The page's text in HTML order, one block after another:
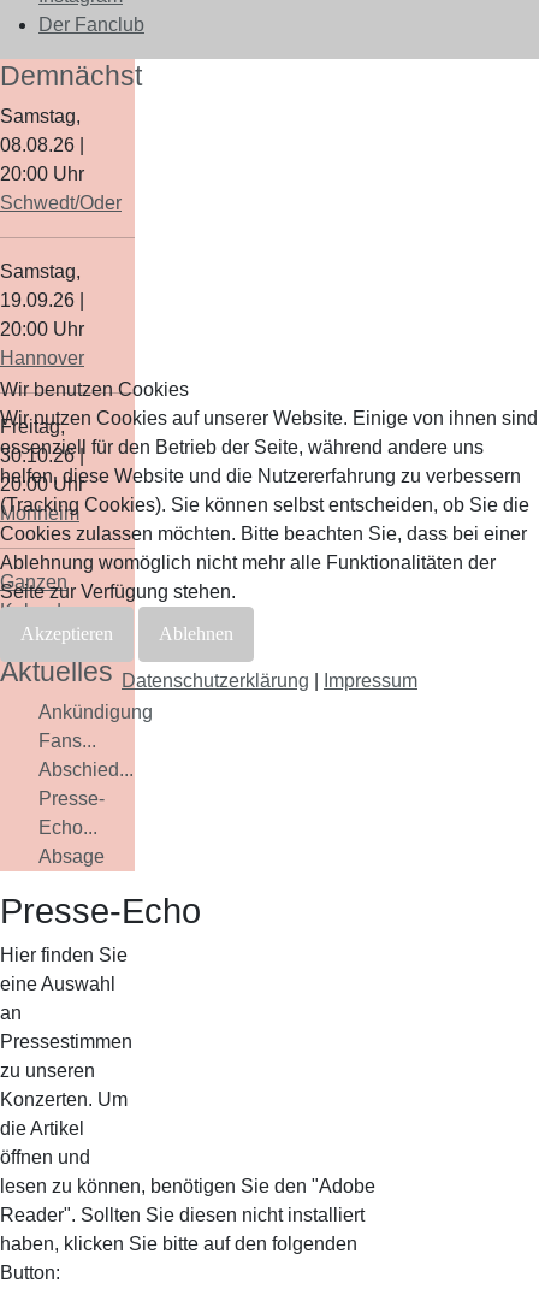
Der Fanclub
Demnächst
Samstag,
08.08.26
20:00 Uhr
Schwedt/Oder
Samstag,
19.09.26
20:00 Uhr
Hannover
Freitag,
30.10.26|
20:00Uhr
Monheim
Ganzen
Kalender
ansehen
Aktuelles
Ankündigung
Fans...
Abschied...
Presse-
Echo...
Absage
Presse-Echo
Hier finden Sie
eine Auswahl
an
Pressestimmen
zu unseren
Konzerten. Um
die Artikel
öffnen und
lesen zu können, benötigen Sie den "Adobe
Reader". Sollten Sie diesen nicht installiert
haben, klicken Sie bitte auf den folgenden
Button:
Wir benutzen Cookies
Wir nutzen Cookies auf unserer Website. Einige von ihnen sind
essenziell für den Betrieb der Seite, während andere uns
helfen, diese Website und die Nutzererfahrung zu verbessern
(Tracking Cookies). Sie können selbst entscheiden, ob Sie die
Cookies zulassen möchten. Bitte beachten Sie, dass bei einer
Ablehnung womöglich nicht mehr alle Funktionalitäten der
Seite zur Verfügung stehen.
Akzeptieren Ablehnen
Datenschutzerklärung Impressum